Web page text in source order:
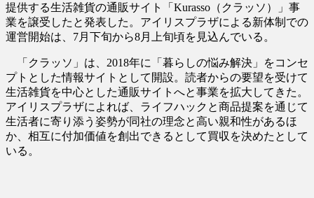
提供する生活雑貨の通販サイト「Kurasso（クラッソ）」事
業を譲受したと発表した。アイリスプラザによる新体制での
運営開始は、7月下旬から8月上旬頃を見込んでいる。
「クラッソ」は、2018年に「暮らしの悩み解決」をコンセ
プトとした情報サイトとして開設。読者からの要望を受けて
生活雑貨を中心とした通販サイトへと事業を拡大してきた。
アイリスプラザによれば、ライフハックと商品提案を通じて
生活者に寄り添う姿勢が同社の理念と高い親和性があるほ
か、相互に付加価値を創出できるとして買収を決めたとして
いる。